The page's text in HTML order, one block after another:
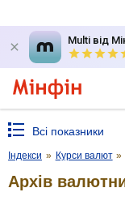
Multi від
Всі показники
Індекси » Курси валют »
Архів